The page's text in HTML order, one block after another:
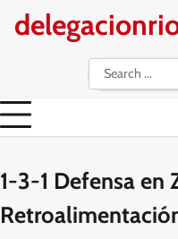
Search
for:
1-3-1 Defensa en